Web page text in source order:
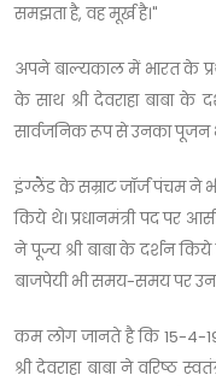
समझता है, वह मूर्ख है।"
अपने बाल्यकाल में भारत के
के साथ श्री देवराहा बाबा
सार्वजनिक रूप से उनका पूजन
इंग्लैंड के सम्राट जॉर्ज पंचम ने
किये थे। प्रधानमंत्री पद पर
ने पूज्य श्री बाबा के दर्शन किये
बाजपेयी भी समय-समय पर
कम लोग जानते है कि 15-4-
श्री देवराहा बाबा ने वरिष्ठ